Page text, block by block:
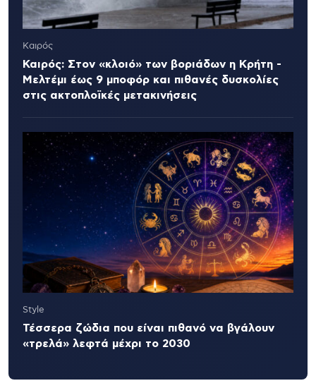
Καιρός
Καιρός: Στον «κλοιό» των βοριάδων η Κρήτη -
Μελτέμι έως 9 μποφόρ και πιθανές δυσκολίες
στις ακτοπλοϊκές μετακινήσεις
Style
Τέσσερα ζώδια που είναι πιθανό να βγάλουν
«τρελά» λεφτά μέχρι το 2030